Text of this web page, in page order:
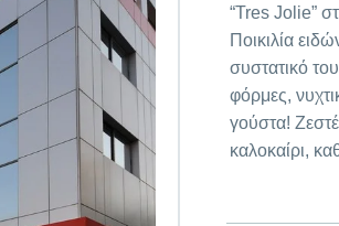
“Tres Jolie”
Ποικιλία
συστατικό
φόρμες,
γούστα!
καλοκαίρι,